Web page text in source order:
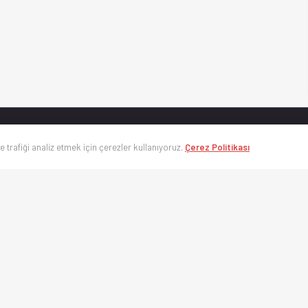
en hızlı spor takip platformu. Süper Lig, UEFA Şampiyonlar Ligi,
analiz etmek için çerezler kullanıyoruz. Çerez Politikası